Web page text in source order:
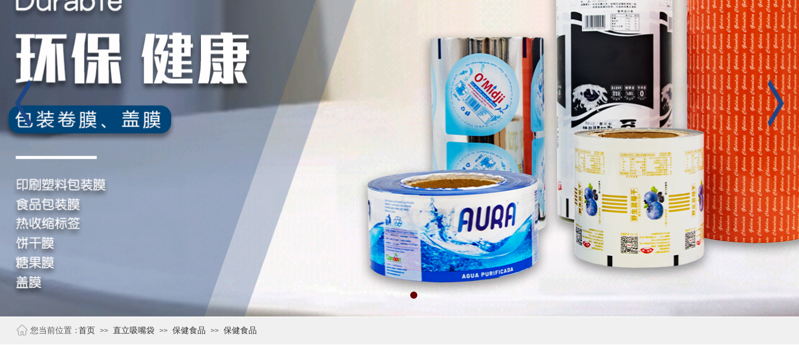
首页 >> 直立吸嘴袋 >> 保健食品 >> 保健食品
您当前位置：